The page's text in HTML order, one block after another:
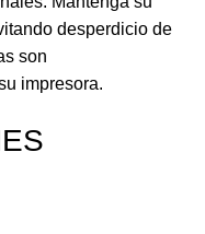
desperdicio de
son
impresora.